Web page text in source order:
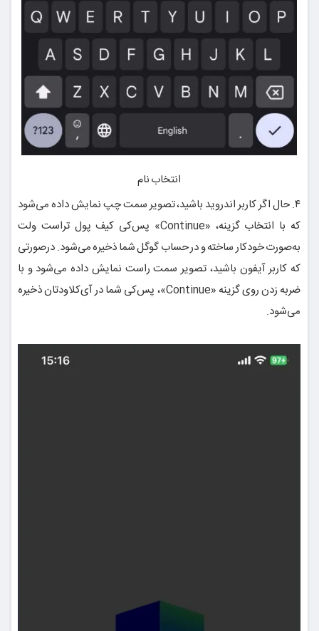
انتخاب نام
۴. حال اگر کاربر اندروید باشید، تصویر سمت چپ نمایش داده می‌شود
که با انتخاب گزینه، «Continue» پس‌کی کیف پول تراست ولت
به‌صورت خودکار ساخته و در حساب گوگل شما ذخیره می‌شود. درصورتی
که کاربر آیفون باشید، تصویر سمت راست نمایش داده می‌شود و با
ضربه زدن روی گزینه «Continue»، پس‌کی شما در آی‌کلاودتان ذخیره
می‌شود.